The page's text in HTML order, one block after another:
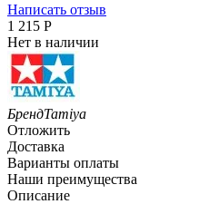
Написать отзыв
1 215 Р
Нет в наличии
БрендTamiya
Отложить
Доставка
Варианты оплаты
Наши преимущества
Описание